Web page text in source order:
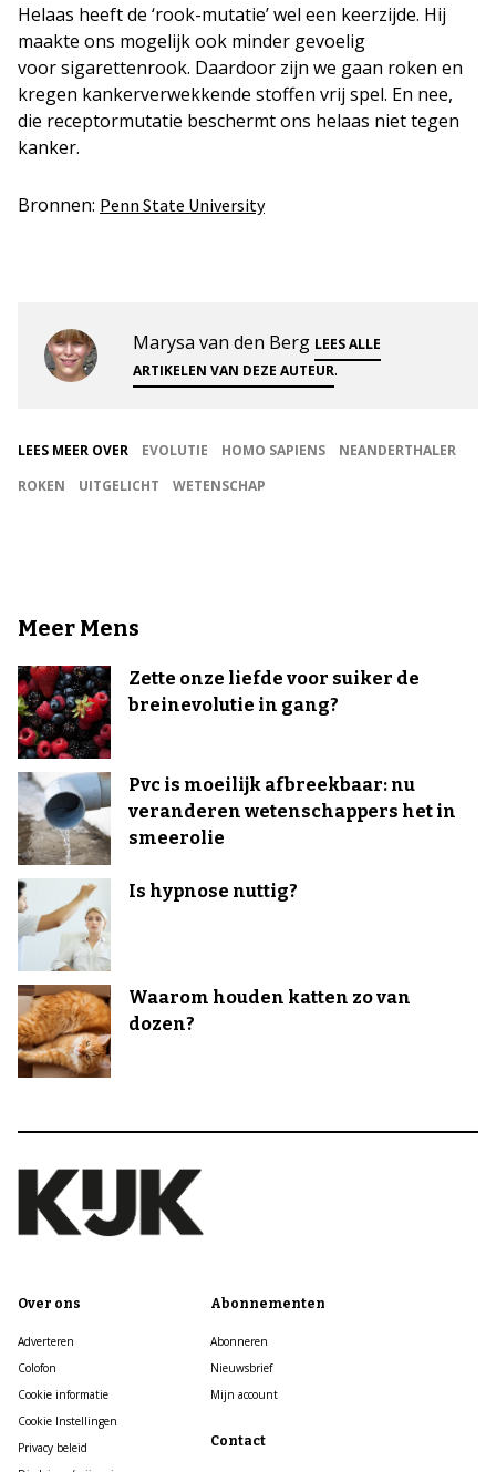
Helaas heeft de ‘rook-mutatie’ wel een keerzijde. Hij
maakte ons mogelijk ook minder gevoelig
voor sigarettenrook. Daardoor zijn we gaan roken en
kregen kankerverwekkende stoffen vrij spel. En nee,
die receptormutatie beschermt ons helaas niet tegen
kanker.
Bronnen: Penn State University
Marysa van den Berg LEES ALLE
ARTIKELEN VAN DEZE AUTEUR.
LEES MEER OVER EVOLUTIE HOMO SAPIENS
NEANDERTHALER
ROKEN
UITGELICHT WETENSCHAP
Meer Mens
Zette onze liefde voor suiker de
breinevolutie in gang?
Pvc is moeilijk afbreekbaar: nu
veranderen wetenschappers het in
smeerolie
Is hypnose nuttig?
Waarom houden katten zo van
dozen?
Over ons
Adverteren
Colofon
Cookie informatie
Cookie Instellingen
Privacy beleid
Abonnementen
Abonneren
Nieuwsbrief
Mijn account
Contact